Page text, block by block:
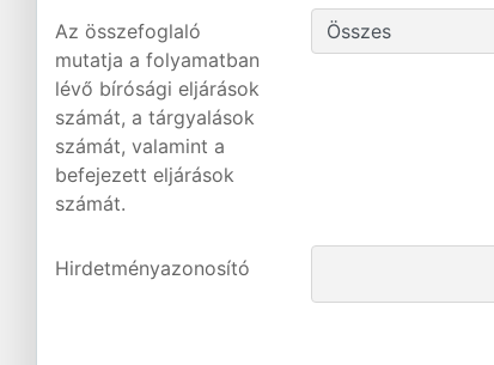
Az összefoglaló
mutatja a folyamatban
lévő bírósági eljárások
számát, a tárgyalások
számát, valamint a
befejezett eljárások
számát.
Hirdetményazonosító